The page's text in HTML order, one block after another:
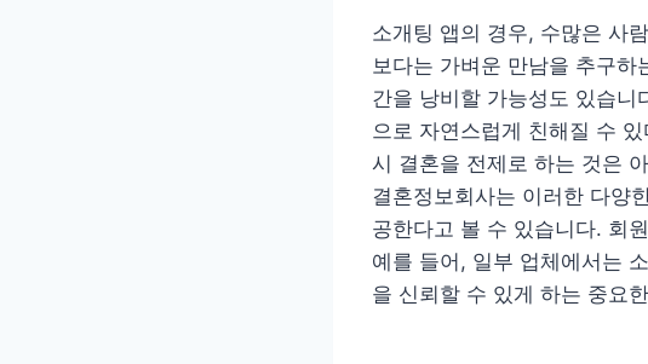
소개팅 앱의 경우, 수많은 사
보다는 가벼운 만남을 추구
간을 낭비할 가능성도 있습
으로 자연스럽게 친해질 수
시 결혼을 전제로 하는 것은
결혼정보회사는 이러한 다양
공한다고 볼 수 있습니다. 회
예를 들어, 일부 업체에서는
을 신뢰할 수 있게 하는 중요